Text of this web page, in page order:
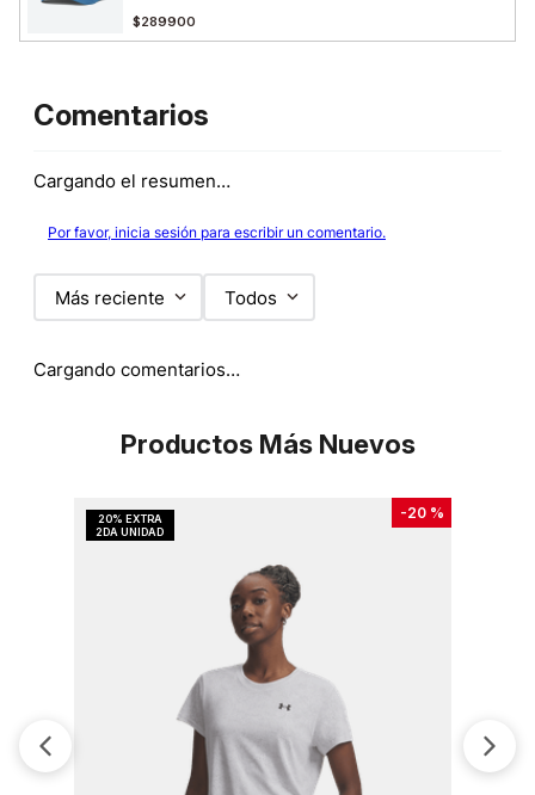
$289900
Comentarios
Cargando el resumen…
Por favor, inicia sesión para escribir un comentario.
Más reciente Todos
Cargando comentarios…
Productos Más Nuevos
-20 %